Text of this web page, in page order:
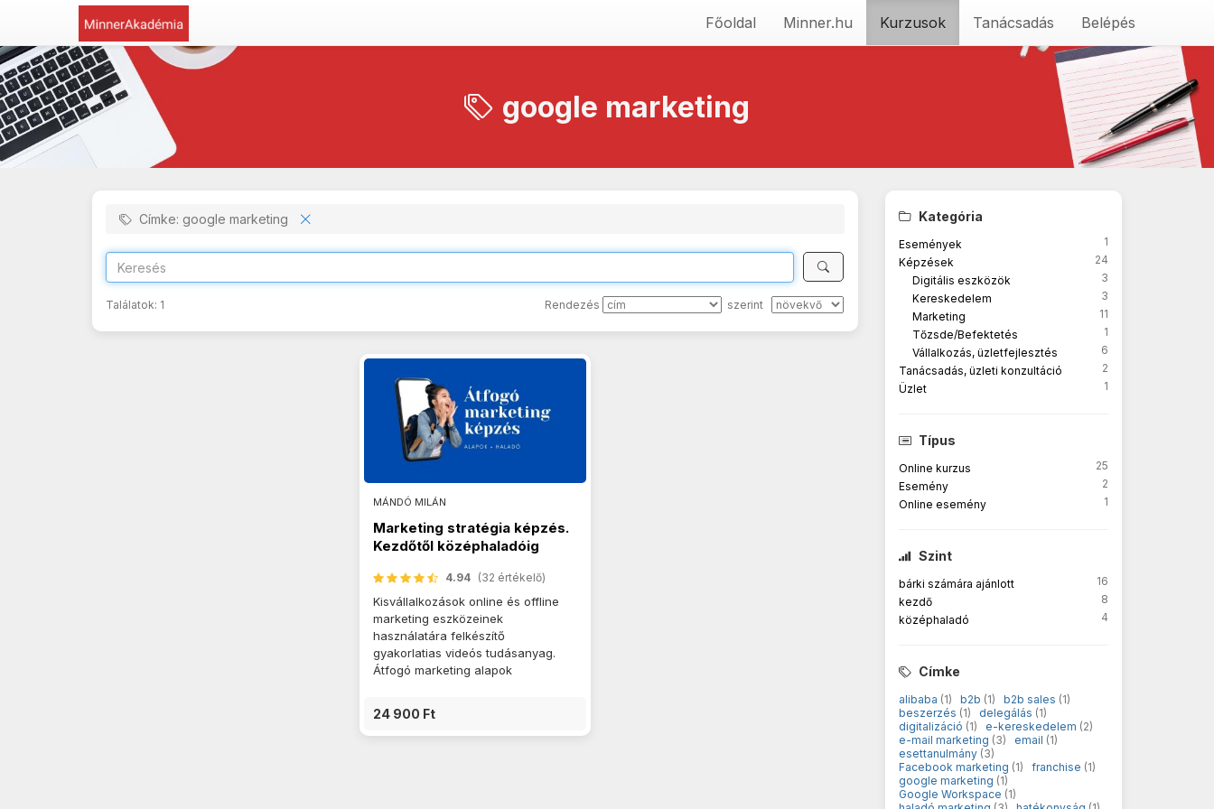
Főoldal Minner.hu Kurzusok Tanácsadás Belépés
google marketing
Kategória
Események
1
Képzések
24
Digitális eszközök
3
Kereskedelem
3
Marketing
11
Tőzsde/Befektetés
1
Vállalkozás, üzletfejlesztés
6
Tanácsadás, üzleti konzultáció
2
Üzlet
1
Típus
Online kurzus
25
Esemény
2
Online esemény
1
Szint
bárki számára ajánlott
16
kezdő
8
középhaladó
4
Címke
alibaba (1) b2b (1) b2b sales (1)
beszerzés (1) delegálás (1)
digitalizáció (1) e-kereskedelem (2)
e-mail marketing (3) email (1)
esettanulmány (3)
Facebook marketing (1) franchise (1)
google marketing (1)
Google Workspace (1)
Címke: google marketing
Találatok: 1 Rendezés szerint
MÁNDÓ MILÁN
Marketing stratégia képzés.
Kezdőtől középhaladóig
4.94 (32 értékelő)
Kisvállalkozások online és offline
marketing eszközeinek
használatára felkészítő
gyakorlatias videós tudásanyag.
Átfogó marketing alapok
24 900 Ft